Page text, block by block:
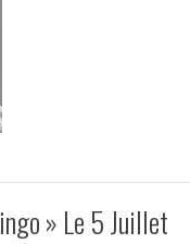
» Le 5 Juillet